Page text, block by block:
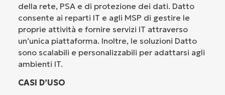
della rete, PSA e di protezione dei dati. Datto
consente ai reparti IT e agli MSP di gestire le
proprie attività e fornire servizi IT attraverso
un’unica piattaforma. Inoltre, le soluzioni Datto
sono scalabili e personalizzabili per adattarsi agli
ambienti IT.
CASI D’USO